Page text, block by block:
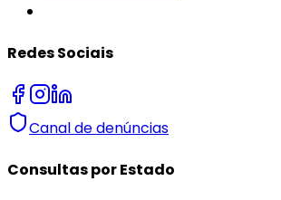
Redes Sociais
Canal de denúncias
Consultas por Estado